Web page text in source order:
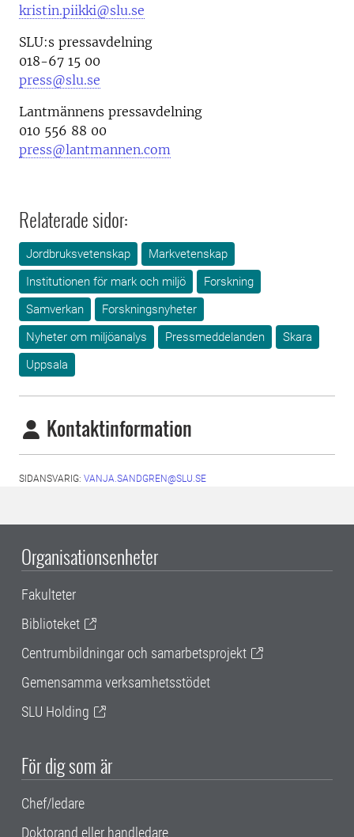
kristin.piikki@slu.se
SLU:s pressavdelning
018-67 15 00
press@slu.se
Lantmännens pressavdelning
010 556 88 00
press@lantmannen.com
Relaterade sidor:
Jordbruksvetenskap
Markvetenskap
Institutionen för mark och miljö
Forskning
Samverkan
Forskningsnyheter
Nyheter om miljöanalys
Pressmeddelanden
Skara
Uppsala
Kontaktinformation
SIDANSVARIG: VANJA.SANDGREN@SLU.SE
Organisationsenheter
Fakulteter
Biblioteket
Centrumbildningar och samarbetsprojekt
Gemensamma verksamhetsstödet
SLU Holding
För dig som är
Chef/ledare
Doktorand eller handledare